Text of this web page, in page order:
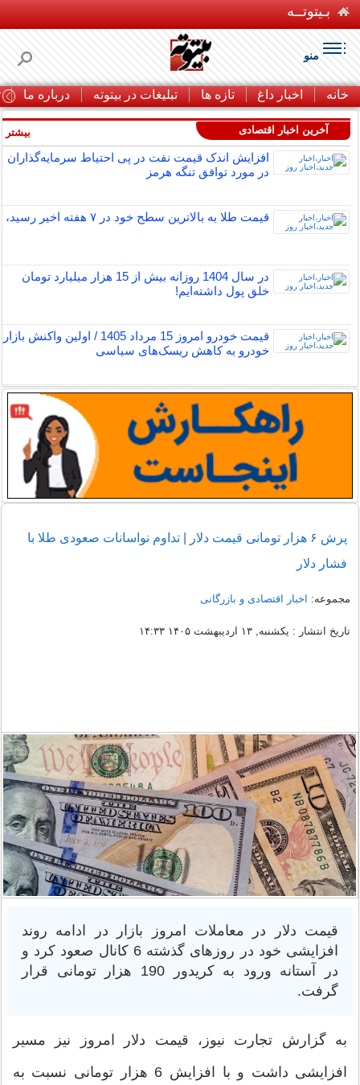
بـیتوتــه
منو
خانه اخبار داغ تازه ها تبلیغات در بیتوته درباره ما
آخرین اخبار اقتصادی
افزایش اندک قیمت نفت در پی احتیاط سرمایه‌گذاران
در مورد توافق تنگه هرمز
قیمت طلا به بالاترین سطح خود در ۷ هفته اخیر رسید،
در سال 1404 روزانه بیش از 15 هزار میلیارد تومان
خلق پول داشته‌ایم!
قیمت خودرو امروز 15 مرداد 1405 / اولین واکنش بازار
خودرو به کاهش ریسک‌های سیاسی
بیشتر
پرش ۶ هزار تومانی قیمت دلار | تداوم نواسانات صعودی طلا با
فشار دلار
مجموعه: اخبار اقتصادی و بازرگانی
تاریخ انتشار : یکشنبه, ۱۳ اردیبهشت ۱۴۰۵ ۱۴:۳۳
قیمت دلار در معاملات امروز بازار در ادامه روند
افزایشی خود در روزهای گذشته 6 کانال صعود کرد و
در آستانه ورود به کریدور 190 هزار تومانی قرار
گرفت.
به گزارش تجارت نیوز، قیمت دلار امروز نیز مسیر
افزایشی داشت و با افزایش 6 هزار تومانی نسبت به